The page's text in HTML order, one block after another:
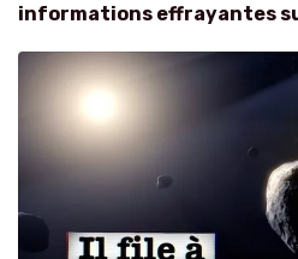
informations effrayantes